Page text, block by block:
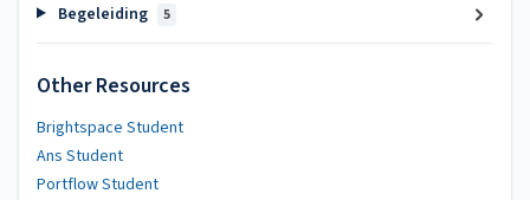
Begeleiding 5
Other Resources
Brightspace Student
Ans Student
Portflow Student